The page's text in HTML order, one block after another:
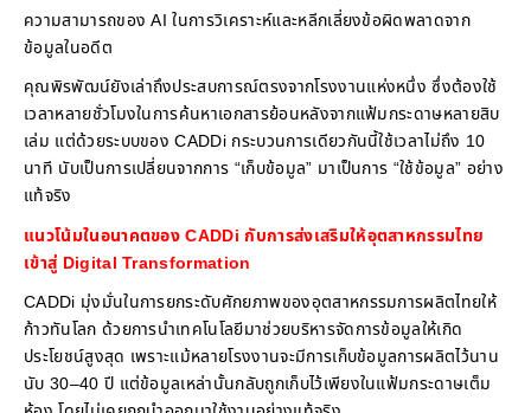
ความสามารถของ AI ในการวิเคราะห์และหลีกเลี่ยงข้อผิดพลาดจาก
ข้อมูลในอดีต
คุณพิรพัฒน์ยังเล่าถึงประสบการณ์ตรงจากโรงงานแห่งหนึ่ง ซึ่งต้องใช้
เวลาหลายชั่วโมงในการค้นหาเอกสารย้อนหลังจากแฟ้มกระดาษหลายสิบ
เล่ม แต่ด้วยระบบของ CADDi กระบวนการเดียวกันนี้ใช้เวลาไม่ถึง 10
นาที นับเป็นการเปลี่ยนจากการ “เก็บข้อมูล” มาเป็นการ “ใช้ข้อมูล” อย่าง
แท้จริง
แนวโน้มในอนาคตของ CADDi กับการส่งเสริมให้อุตสาหกรรมไทย
เข้าสู่ Digital Transformation
CADDi มุ่งมั่นในการยกระดับศักยภาพของอุตสาหกรรมการผลิตไทยให้
ก้าวทันโลก ด้วยการนำเทคโนโลยีมาช่วยบริหารจัดการข้อมูลให้เกิด
ประโยชน์สูงสุด เพราะแม้หลายโรงงานจะมีการเก็บข้อมูลการผลิตไว้นาน
นับ 30–40 ปี แต่ข้อมูลเหล่านั้นกลับถูกเก็บไว้เพียงในแฟ้มกระดาษเต็ม